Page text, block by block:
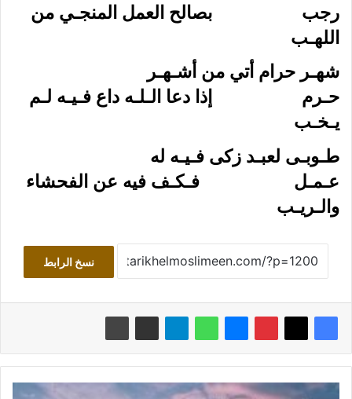
رجب بصالح العمل المنجـي من
اللهـب
شهـر حرام أتي من أشـهـر
حـرم إذا دعا الـلـه داع فـيـه لـم
يـخـب
طـوبـى لعبـد زكى فـيـه له
عـمـل فـكـف فيه عن الفحشاء
والـريـب
نسخ الرابط
محمد